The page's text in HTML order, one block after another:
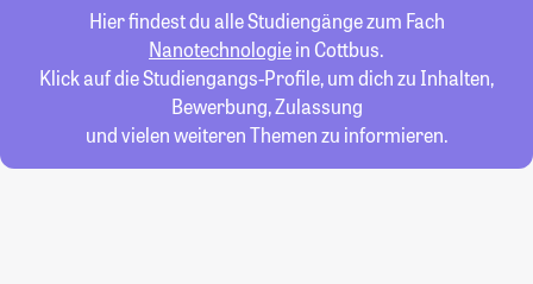
Hier findest du alle Studiengänge zum Fach
Nanotechnologiein Cottbus.
Klick auf die Studiengangs-Profile, um dich zu Inhalten,
Bewerbung, Zulassung
und vielen weiteren Themen zu informieren.